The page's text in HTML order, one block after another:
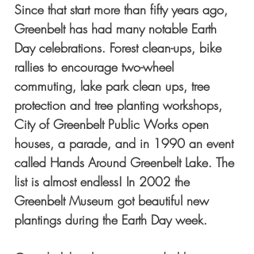
Since that start more than fifty years ago,
Greenbelt has had many notable Earth
Day celebrations. Forest clean-ups, bike
rallies to encourage two-wheel
commuting, lake park clean ups, tree
protection and tree planting workshops,
City of Greenbelt Public Works open
houses, a parade, and in 1990 an event
called Hands Around Greenbelt Lake. The
list is almost endless! In 2002 the
Greenbelt Museum got beautiful new
plantings during the Earth Day week.